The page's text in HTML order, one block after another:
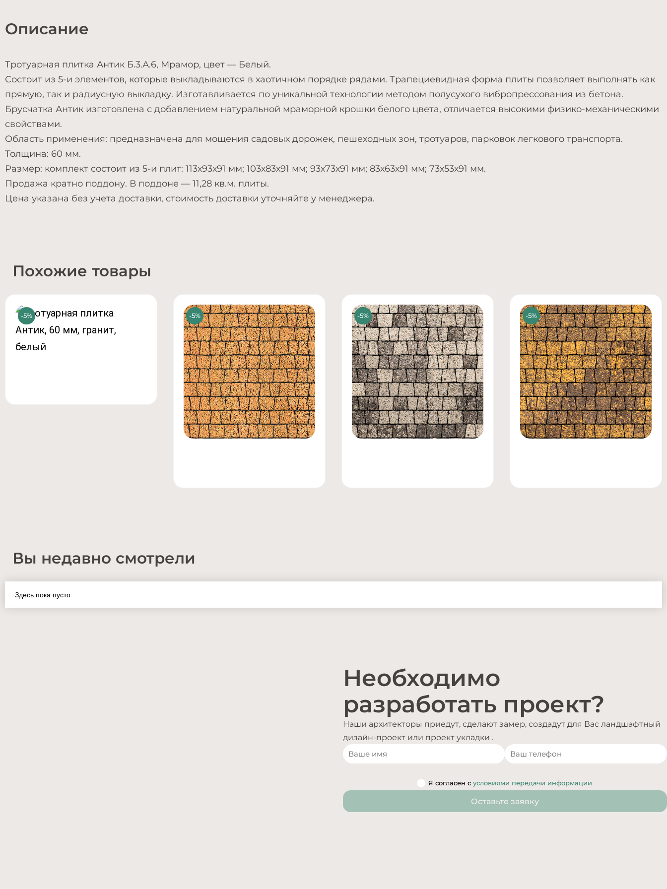
Описание
Тротуарная плитка Антик Б.3.А.6, Мрамор, цвет — Белый.
Состоит из 5-и элементов, которые выкладываются в хаотичном порядке рядами. Трапециевидная форма плиты позволяет выполнять как
прямую, так и радиусную выкладку. Изготавливается по уникальной технологии методом полусухого вибропрессования из бетона.
Брусчатка Антик изготовлена с добавлением натуральной мраморной крошки белого цвета, отличается высокими физико-механическими
свойствами.
Область применения: предназначена для мощения садовых дорожек, пешеходных зон, тротуаров, парковок легкового транспорта.
Толщина: 60 мм.
Размер: комплект состоит из 5-и плит: 113х93х91 мм; 103х83х91 мм; 93х73х91 мм; 83х63х91 мм; 73х53х91 мм.
Продажа кратно поддону. В поддоне — 11,28 кв.м. плиты.
Цена указана без учета доставки, стоимость доставки уточняйте у менеджера.
Похожие товары
Вы недавно смотрели
Здесь пока пусто
Необходимо
разработать проект?
Наши архитекторы приедут, сделают замер, создадут для Вас ландшафтный
дизайн-проект или проект укладки .
Я согласен сусловиями передачи информации
Оставьте заявку